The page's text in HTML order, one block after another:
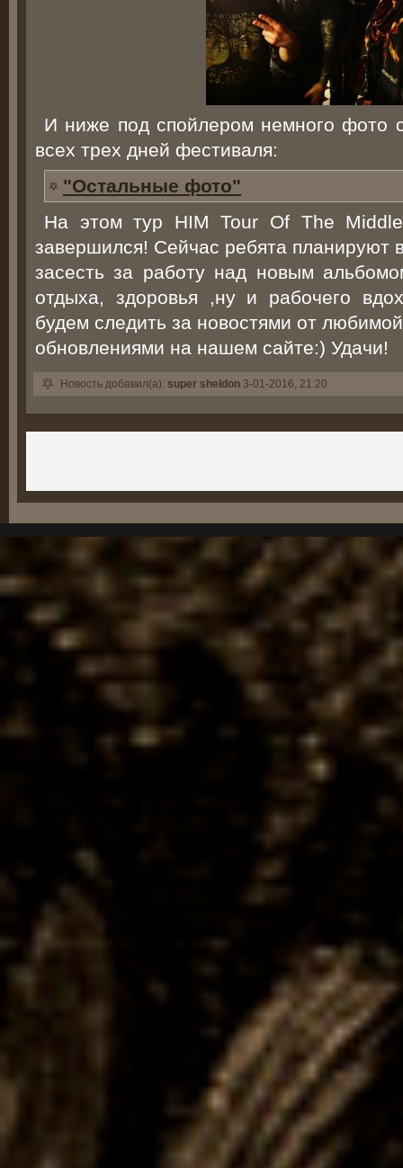
И ниже под спойлером немного фото
всех трех дней фестиваля:
"Остальные фото"
На этом тур HIM Tour Of The Middle
завершился! Сейчас ребята планируют
засесть за работу над новым
отдыха, здоровья ,ну и рабочего
будем следить за новостями от
обновлениями на нашем сайте:) Удачи!
Новость добавил(а): super sheldon 3-01-2016, 21:20